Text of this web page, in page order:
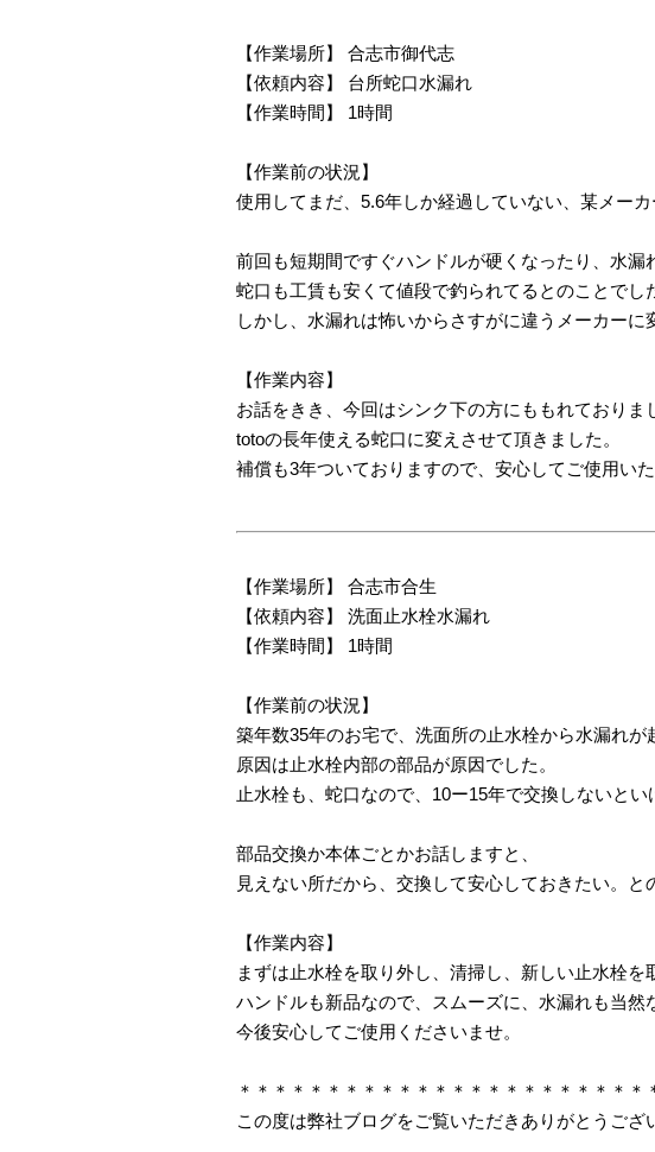
【作業場所】 合志市御代志
【依頼内容】 台所蛇口水漏れ
【作業時間】 1時間
【作業前の状況】
使用してまだ、5.6年しか経過していない、某メーカ
前回も短期間ですぐハンドルが硬くなったり、水漏
蛇口も工賃も安くて値段で釣られてるとのことでし
しかし、水漏れは怖いからさすがに違うメーカーに
【作業内容】
お話をきき、今回はシンク下の方にももれておりま
totoの長年使える蛇口に変えさせて頂きました。
補償も3年ついておりますので、安心してご使用い
【作業場所】 合志市合生
【依頼内容】 洗面止水栓水漏れ
【作業時間】 1時間
【作業前の状況】
築年数35年のお宅で、洗面所の止水栓から水漏れが
原因は止水栓内部の部品が原因でした。
止水栓も、蛇口なので、10ー15年で交換しないとい
部品交換か本体ごとかお話しますと、
見えない所だから、交換して安心しておきたい。と
【作業内容】
まずは止水栓を取り外し、清掃し、新しい止水栓を
ハンドルも新品なので、スムーズに、水漏れも当然
今後安心してご使用くださいませ。
＊＊＊＊＊＊＊＊＊＊＊＊＊＊＊＊＊＊＊＊＊＊＊
この度は弊社ブログをご覧いただきありがとうござ